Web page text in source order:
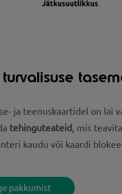
ja teenuskaartidel on lai
tehinguteateid , mis
kaudu või kaardi
pakkumist